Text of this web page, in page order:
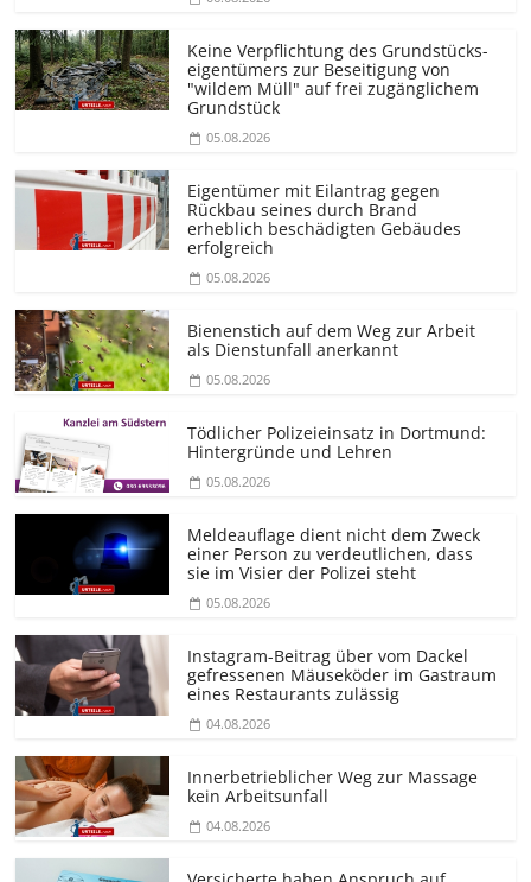
Keine Verpflichtung des Grundstücks­
eigentümers zur Beseitigung von
"wildem Müll" auf frei zugänglichem
Grundstück
05.08.2026
Eigentümer mit Eilantrag gegen
Rückbau seines durch Brand
erheblich beschädigten Gebäudes
erfolgreich
05.08.2026
Bienenstich auf dem Weg zur Arbeit
als Dienstunfall anerkannt
05.08.2026
Tödlicher Polizeieinsatz in Dortmund:
Hintergründe und Lehren
05.08.2026
Meldeauflage dient nicht dem Zweck
einer Person zu verdeutlichen, dass
sie im Visier der Polizei steht
05.08.2026
Instagram-Beitrag über vom Dackel
gefressenen Mäuseköder im Gastraum
eines Restaurants zulässig
04.08.2026
Innerbetrieblicher Weg zur Massage
kein Arbeitsunfall
04.08.2026